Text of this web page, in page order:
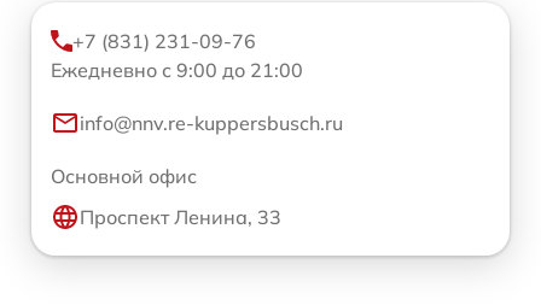
+7 (831) 231-09-76
Ежедневно с 9:00 до 21:00
info@nnv.re-kuppersbusch.ru
Основной офис
Проспект Ленина, 33